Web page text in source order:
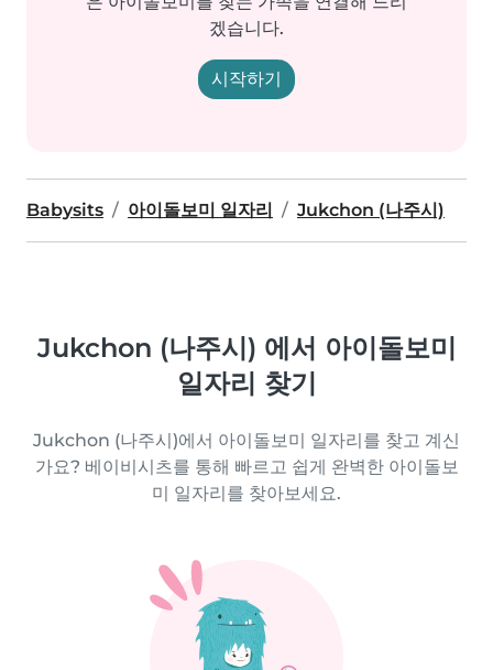
겠습니다.
시작하기
Babysits 아이돌보미 일자리 Jukchon (나주시)
Jukchon (나주시) 에서 아이돌보미
일자리 찾기
Jukchon (나주시)에서 아이돌보미 일자리를 찾고 계신
가요? 베이비시츠를 통해 빠르고 쉽게 완벽한 아이돌보
미 일자리를 찾아보세요.